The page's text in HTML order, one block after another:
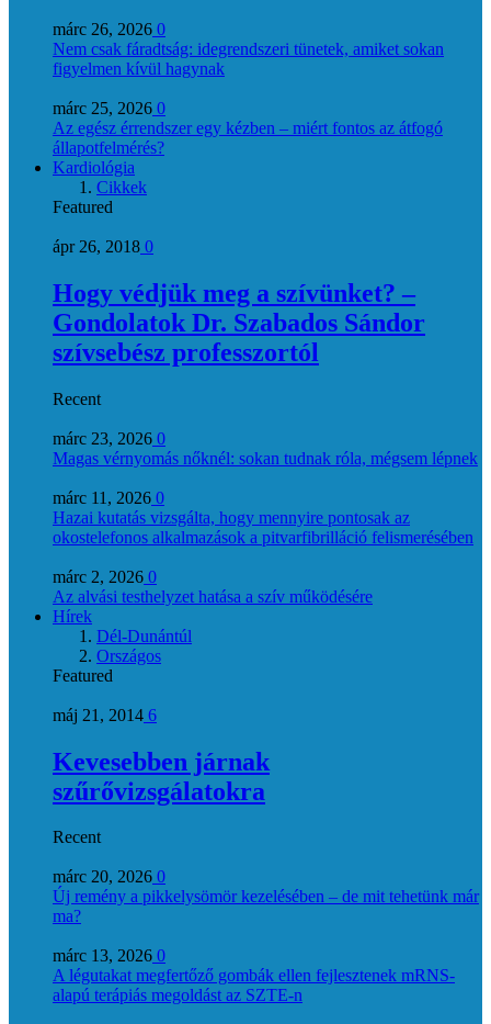
márc 26, 2026 0
Nem csak fáradtság: idegrendszeri tünetek, amiket sokan
figyelmen kívül hagynak
márc 25, 2026 0
Az egész érrendszer egy kézben – miért fontos az átfogó
állapotfelmérés?
Kardiológia
Cikkek
Featured
ápr 26, 2018 0
Hogy védjük meg a szívünket? –
Gondolatok Dr. Szabados Sándor
szívsebész professzortól
Recent
márc 23, 2026 0
Magas vérnyomás nőknél: sokan tudnak róla, mégsem lépnek
márc 11, 2026 0
Hazai kutatás vizsgálta, hogy mennyire pontosak az
okostelefonos alkalmazások a pitvarfibrilláció felismerésében
márc 2, 2026 0
Az alvási testhelyzet hatása a szív működésére
Hírek
Dél-Dunántúl
Országos
Featured
máj 21, 2014 6
Kevesebben járnak
szűrővizsgálatokra
Recent
márc 20, 2026 0
Új remény a pikkelysömör kezelésében – de mit tehetünk már
ma?
márc 13, 2026 0
A légutakat megfertőző gombák ellen fejlesztenek mRNS-
alapú terápiás megoldást az SZTE-n